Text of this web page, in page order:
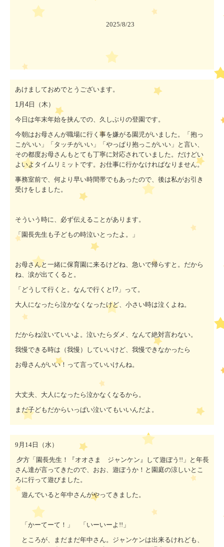
2025/8/23
あけましておめでとうございます。
1月 4 日（木）
今日は年末年始を挟んでの、久しぶりの登園です。
今朝はお母さんが職場に行く事を嫌がる園児がいました。「抱っ
こがいい」「タッチがいい」「やっぱり抱っこがいい」と言い、
その都度お母さんもとても丁寧に対応されていました。だけどい
よいよタイムリミットです。お仕事に行かなければなりません。
事務室前で、何より早い時間帯でもあったので、後は私がお引き
受けをしました。
そういう時に、必ず伝えることがあります。
「園長先生も子どもの時泣いとったよ。」
お母さんと一緒に保育園に来るけどね、急いで帰らすと。だから
ね、涙が出てくると。
「どうして行くと。なんで行くと !? 」って。
大人になったら泣かなくなったけど、小さい時は泣くよね。
だからね泣いていいよ。泣いたらダメ、なんて絶対言わない。
我慢できる時は（我慢）していいけど、我慢できなかったら
お母さんがいい！って言っていいけんね。
大丈夫、大人になったら泣かなくなるから。
まだ子どもだからいっぱい泣いてもいいんだよ。
9 月 14 日（水）
夕方「園長先生！『オオさま ジャンケン』して遊ぼう !! 」と年長
さん達が言ってきたので、おお、遊ぼうか！と園庭の涼しいとこ
ろに行って遊びました。
遊んでいると年中さんがやってきました。
「かーてーて！」 「いーいーよ !! 」
ところが、まだまだ年中さん。ジャンケンは出来るけれども、